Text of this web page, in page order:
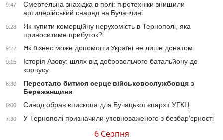
9:47
Смертельна знахідка в полі: піротехніки знищили
артилерійський снаряд на Бучаччині
9:28
Як купити комерційну нерухомість в Тернополі, яка
приноситиме прибуток?
9:22 Як бізнес може допомогти Україні не лише донатом
9:15
Історія Азову: шлях від добровольчого батальйону до
корпусу
8:30
Перестало битися серце військовослужбовця з
Бережанщини
8:00 Синод обрав єпископа для Бучацької єпархії УГКЦ
7:30 У Тернополі призначили уповноваженого з безбар’єрності
6 Серпня